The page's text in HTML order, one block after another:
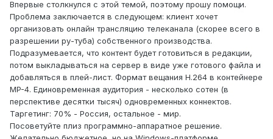
Впервые столкнулся с этой темой, поэтому прошу помощи.
Проблема заключается в следующем: клиент хочет
организовать онлайн трансляцию телеканала (скорее всего в
разрешении ру-туба) собственного производства.
Подразумевается, что контент будет готовиться в редакции,
потом выкладываться на сервер в виде уже готового файла и
добавляться в плей-лист. Формат вещания H.264 в контейнере
MP-4. Единовременная аудитория - несколько сотен (в
перспективе десятки тысяч) одновременных коннектов.
Таргетинг: 70% - Россия, остальное - мир.
Посоветуйте плиз программно-аппаратное решение.